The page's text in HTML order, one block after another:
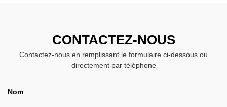
CONTACTEZ-NOUS
Contactez-nous en remplissant le formulaire ci-dessous ou
directement par téléphone
Nom